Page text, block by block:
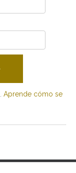
Aprende cómo se